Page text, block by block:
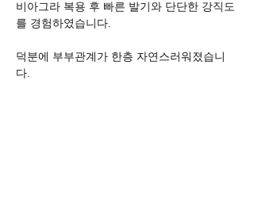
비아그라 복용 후 빠른 발기와 단단한 강직도
를 경험하였습니다.
덕분에 부부관계가 한층 자연스러워졌습니
다.